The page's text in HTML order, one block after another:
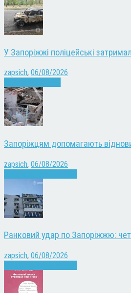
У Запоріжжі поліцейські
zapsich, 06/08/2026
Запоріжцям допомагають
zapsich, 06/08/2026
Ранковий удар по Запоріжжю:
zapsich, 06/08/2026